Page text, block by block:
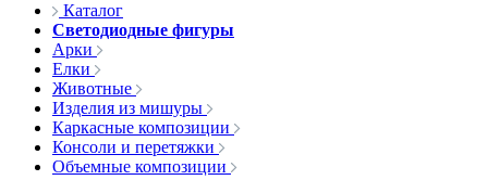
Каталог
Светодиодные фигуры
Арки
Елки
Животные
Изделия из мишуры
Каркасные композиции
Консоли и перетяжки
Объемные композиции